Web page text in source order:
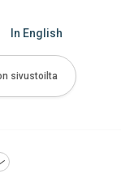
In English
sivustoilta